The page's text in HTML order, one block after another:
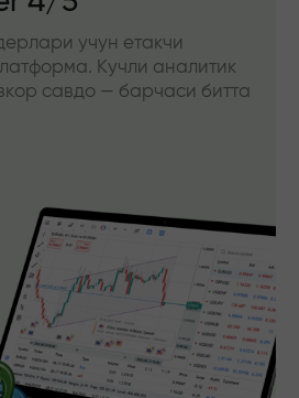
учун етакчи
Кучли аналитик
савдо — барчаси битта